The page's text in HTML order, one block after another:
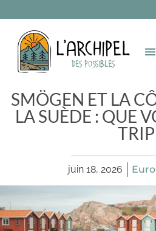
SMÖGEN ET LA
LA SUÈDE : QUE
TRIP
juin 18, 2026